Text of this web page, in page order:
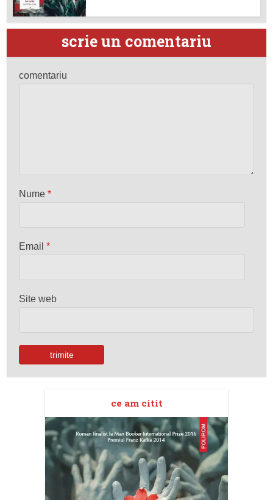
scrie un comentariu
comentariu
Nume*
Email*
Site web
ce am citit